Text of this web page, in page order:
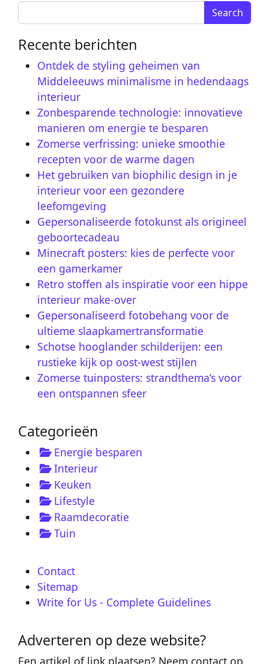
Search for:
Recente berichten
Ontdek de styling geheimen van
Middeleeuws minimalisme in hedendaags
interieur
Zonbesparende technologie: innovatieve
manieren om energie te besparen
Zomerse verfrissing: unieke smoothie
recepten voor de warme dagen
Het gebruiken van biophilic design in je
interieur voor een gezondere
leefomgeving
Gepersonaliseerde fotokunst als origineel
geboortecadeau
Minecraft posters: kies de perfecte voor
een gamerkamer
Retro stoffen als inspiratie voor een hippe
interieur make-over
Gepersonaliseerd fotobehang voor de
ultieme slaapkamertransformatie
Schotse hooglander schilderijen: een
rustieke kijk op oost-west stijlen
Zomerse tuinposters: strandthema’s voor
een ontspannen sfeer
Categorieën
Energie besparen
Interieur
Keuken
Lifestyle
Raamdecoratie
Tuin
Contact
Sitemap
Write for Us - Complete Guidelines
Adverteren op deze website?
Een artikel of link plaatsen? Neem contact op